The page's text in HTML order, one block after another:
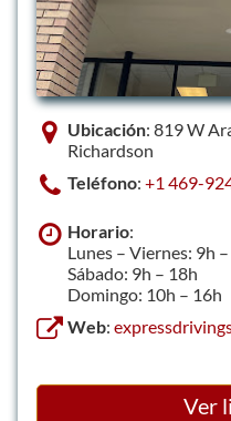
Ubicación: 819 W
Richardson
Teléfono: +1 469-
Horario:
Lunes – Viernes: 9h
Sábado: 9h – 18h
Domingo: 10h – 16h
Web:
Ver